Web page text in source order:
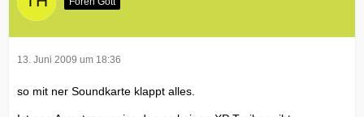
13. Juni 2009 um 18:36
so mit ner Soundkarte klappt alles.